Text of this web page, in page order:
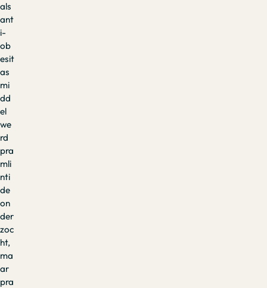
als
ant
i-
ob
esit
as
mi
dd
el
we
rd
pra
mli
nti
de
on
der
zoc
ht,
ma
ar
pra